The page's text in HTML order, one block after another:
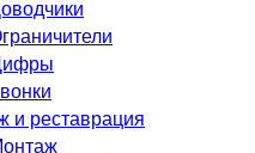
и реставрация